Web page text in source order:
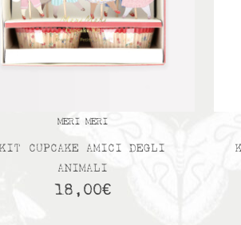
MERI MERI
KIT CUPCAKE AMICI DEGLI
ANIMALI
18,00€